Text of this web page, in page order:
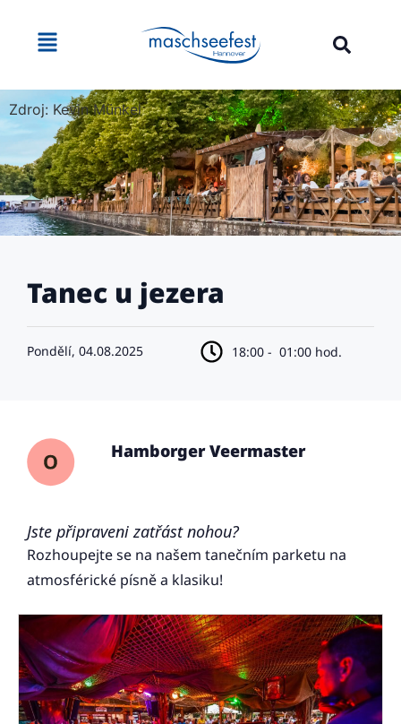
Zdroj: Kevin Münkel
Tanec u jezera
Pondělí, 04.08.2025 18:00 - 01:00 hod.
Hamborger Veermaster
Jste připraveni zatřást nohou?
Rozhoupejte se na našem tanečním parketu na
atmosférické písně a klasiku!